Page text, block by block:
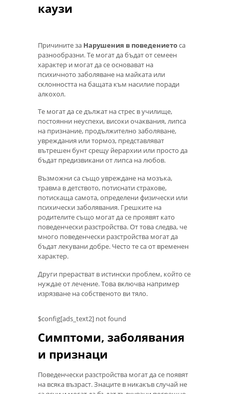
каузи
Причините за Нарушения в поведениетоса
разнообразни. Те могат да бъдат от семеен
характер и могат да се основават на
психичното заболяване на майката или
склонността на бащата към насилие поради
алкохол.
Те могат да се дължат на стрес в училище,
постоянни неуспехи, високи очаквания, липса
на признание, продължително заболяване,
увреждания или тормоз, представляват
вътрешен бунт срещу йерархии или просто да
бъдат предизвикани от липса на любов.
Възможни са също увреждане на мозъка,
травма в детството, потиснати страхове,
потискаща самота, определени физически или
психически заболявания. Грешките на
родителите също могат да се проявят като
поведенчески разстройства. От това следва, че
много поведенчески разстройства могат да
бъдат лекувани добре. Често те са от временен
характер.
Други прерастват в истински проблем, който се
нуждае от лечение. Това включва например
изрязване на собственото ви тяло.
$config[ads_text2] not found
Симптоми, заболявания
и признаци
Поведенчески разстройства могат да се появят
на всяка възраст. Знаците в никакъв случай не